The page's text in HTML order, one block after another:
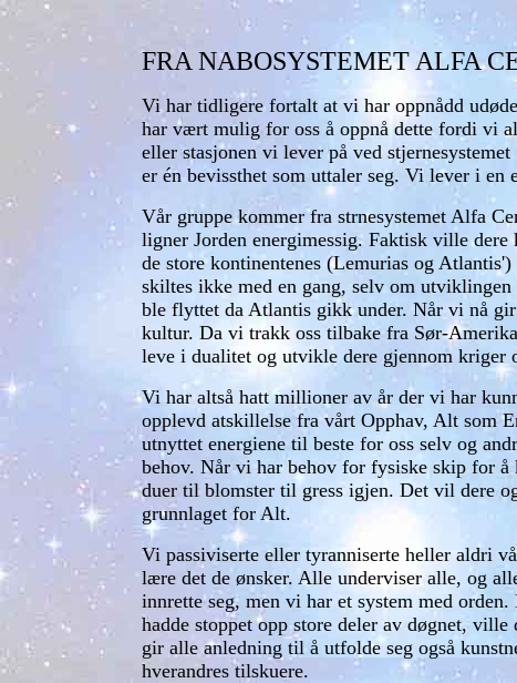
FRA NABOSYSTEMET ALFA
Vi har tidligere fortalt at vi har oppnådd
har vært mulig for oss å oppnå dette fordi vi
eller stasjonen vi lever på ved
er én bevissthet som uttaler seg. Vi lever i en
Vår gruppe kommer fra strnesystemet Alfa
ligner Jorden energimessig. Faktisk ville
de store kontinentenes (Lemurias og
skiltes ikke med en gang, selv om
ble flyttet da Atlantis gikk under. Når vi nå
kultur. Da vi trakk oss tilbake fra Sør-
leve i dualitet og utvikle dere gjennom kriger
Vi har altså hatt millioner av år der vi har
opplevd atskillelse fra vårt Opphav, Alt som
utnyttet energiene til beste for oss selv og
behov. Når vi har behov for fysiske skip for å
duer til blomster til gress igjen. Det vil dere
grunnlaget for Alt.
Vi passiviserte eller tyranniserte heller aldri
lære det de ønsker. Alle underviser alle, og
innrette seg, men vi har et system med
hadde stoppet opp store deler av døgnet,
gir alle anledning til å utfolde seg også
hverandres tilskuere.